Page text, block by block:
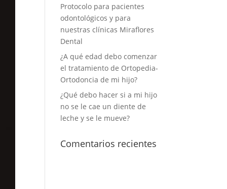
Protocolo para pacientes
odontológicos y para
nuestras clínicas Miraflores
Dental
¿A qué edad debo comenzar
el tratamiento de Ortopedia-
Ortodoncia de mi hijo?
¿Qué debo hacer si a mi hijo
no se le cae un diente de
leche y se le mueve?
Comentarios recientes